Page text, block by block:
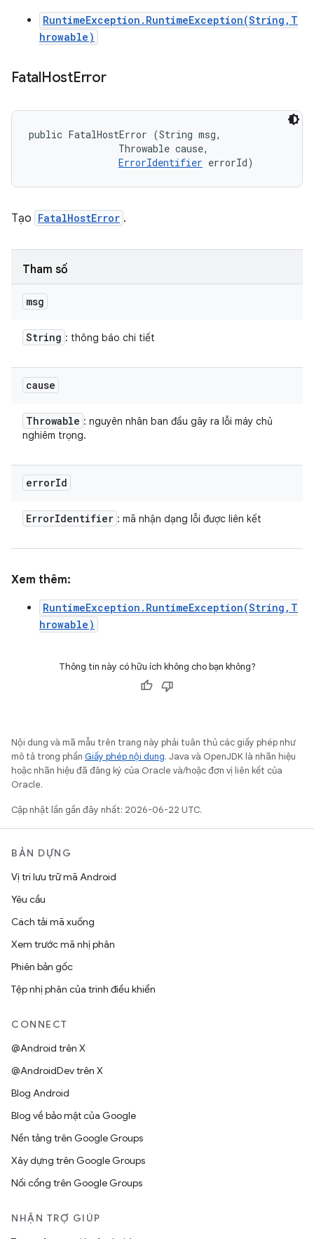
RuntimeException.RuntimeException(String,T
hrowable)
FatalHostError
public FatalHostError (String msg,
                Throwable cause,
ErrorIdentifier errorId)
Tạo FatalHostError .
Tham số
msg
String : thông báo chi tiết
cause
Throwable : nguyên nhân ban đầu gây ra lỗi máy chủ
nghiêm trọng.
errorId
ErrorIdentifier : mã nhận dạng lỗi được liên kết
Xem thêm:
RuntimeException.RuntimeException(String,T
hrowable)
Thông tin này có hữu ích không cho bạn không?
Nội dung và mã mẫu trên trang này phải tuân thủ các giấy phép như
mô tả trong phần Giấy phép nội dung. Java và OpenJDK là nhãn hiệu
hoặc nhãn hiệu đã đăng ký của Oracle và/hoặc đơn vị liên kết của
Oracle.
Cập nhật lần gần đây nhất: 2026-06-22 UTC.
BẢN DỰNG
Vị trí lưu trữ mã Android
Yêu cầu
Cách tải mã xuống
Xem trước mã nhị phân
Phiên bản gốc
Tệp nhị phân của trình điều khiển
CONNECT
@Android trên X
@AndroidDev trên X
Blog Android
Blog về bảo mật của Google
Nền tảng trên Google Groups
Xây dựng trên Google Groups
Nối cổng trên Google Groups
NHẬN TRỢ GIÚP